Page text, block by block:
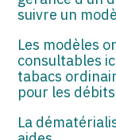
suivre un
Les modèles
consultables
tabacs
pour les
La